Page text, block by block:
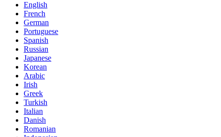
English
French
German
Portuguese
Spanish
Russian
Japanese
Korean
Arabic
Irish
Greek
Turkish
Italian
Danish
Romanian